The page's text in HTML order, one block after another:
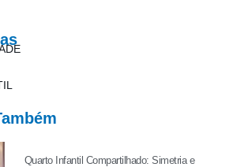
Quarto Infantil Compartilhado: Simetria e